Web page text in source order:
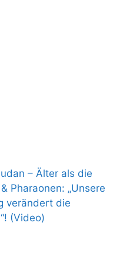
– Älter als die
Pharaonen: „Unsere
verändert die
(Video)